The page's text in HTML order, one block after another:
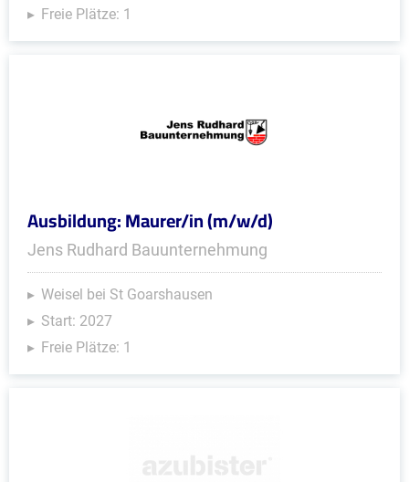
Freie Plätze: 1
Ausbildung: Maurer/in (m/w/d)
Jens Rudhard Bauunternehmung
Weisel bei St Goarshausen
Start: 2027
Freie Plätze: 1